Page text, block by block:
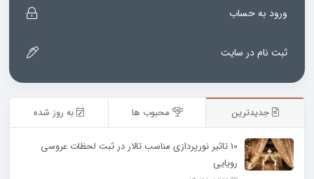
ورود به حساب
ثبت نام در سایت
جدیدترین محبوب ها به روز شده
10 تاثیر نورپردازی مناسب تالار در ثبت لحظات عروسی
رویایی